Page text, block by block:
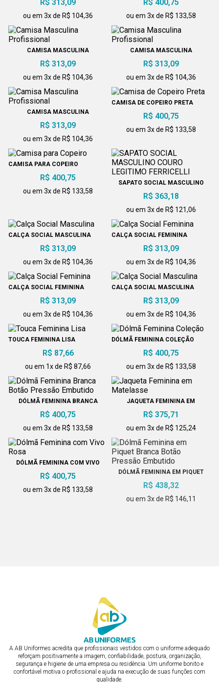
R$ 313,09
ou em 3x de R$ 104,36
R$ 400,75
ou em 3x de R$ 133,58
CAMISA MASCULINA
PROFISSIONAL
R$ 313,09
ou em 3x de R$ 104,36
CAMISA MASCULINA
PROFISSIONAL
R$ 313,09
ou em 3x de R$ 104,36
CAMISA MASCULINA
PROFISSIONAL
R$ 313,09
ou em 3x de R$ 104,36
CAMISA DE COPEIRO PRETA
R$ 400,75
ou em 3x de R$ 133,58
CAMISA PARA COPEIRO
R$ 400,75
ou em 3x de R$ 133,58
SAPATO SOCIAL MASCULINO
COURO LEGITIMO FERRICELLI
R$ 363,18
ou em 3x de R$ 121,06
CALÇA SOCIAL MASCULINA
R$ 313,09
ou em 3x de R$ 104,36
CALÇA SOCIAL FEMININA
R$ 313,09
ou em 3x de R$ 104,36
CALÇA SOCIAL FEMININA
R$ 313,09
ou em 3x de R$ 104,36
CALÇA SOCIAL MASCULINA
R$ 313,09
ou em 3x de R$ 104,36
TOUCA FEMININA LISA
R$ 87,66
ou em 1x de R$ 87,66
DÓLMÃ FEMININA COLEÇÃO
R$ 400,75
ou em 3x de R$ 133,58
DÓLMÃ FEMININA BRANCA
BOTÃO PRESSÃO EMBUTIDO
R$ 400,75
ou em 3x de R$ 133,58
JAQUETA FEMININA EM
MATELASSE
R$ 375,71
ou em 3x de R$ 125,24
DÓLMÃ FEMININA COM VIVO
R$ 400,75
ou em 3x de R$ 133,58
DÓLMÃ FEMININA EM PIQUET
BRANCA BOTÃO PRESSÃO
EMBUTIDO
R$ 438,32
ou em 3x de R$ 146,11
A AB Uniformes acredita que profissionais vestidos com o uniforme adequado
reforçam positivamente a imagem, confiabilidade, postura, organização,
segurança e higiene de uma empresa ou residência. Um uniforme bonito e
confortável motiva o profissional e ajuda na execução de suas funções com
qualidade.